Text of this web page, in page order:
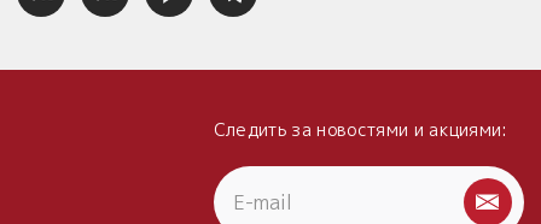
Следить за новостями и акциями: